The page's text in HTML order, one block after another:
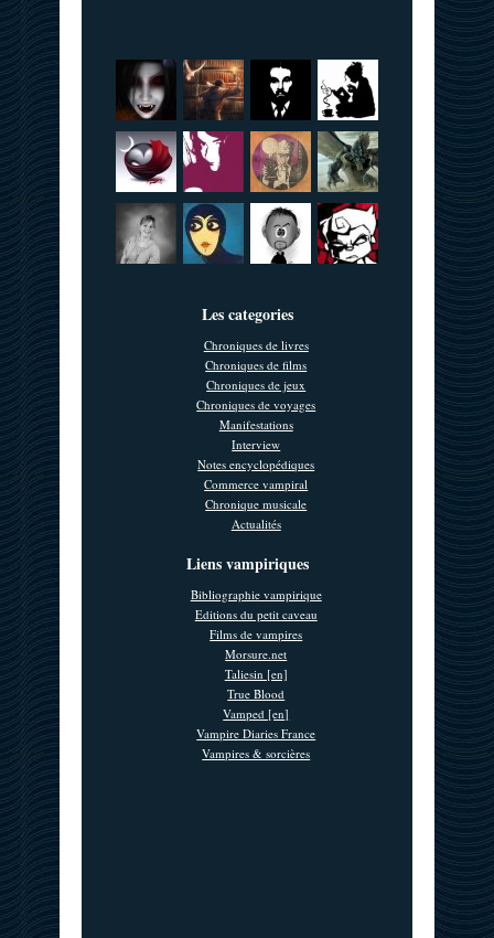
Les categories
Chroniques de livres
Chroniques de films
Chroniques de jeux
Chroniques de voyages
Manifestations
Interview
Notes encyclopédiques
Commerce vampiral
Chronique musicale
Actualités
Liens vampiriques
Bibliographie vampirique
Editions du petit caveau
Films de vampires
Morsure.net
Taliesin [en]
True Blood
Vamped [en]
Vampire Diaries France
Vampires & sorcières